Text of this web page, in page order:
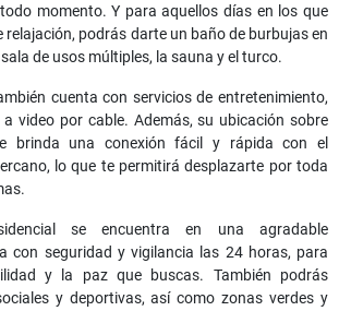
momento. Y para aquellos días en los que
relajación, podrás darte un baño de burbujas en
de usos múltiples, la sauna y el turco.
cuenta con servicios de entretenimiento,
video por cable. Además, su ubicación sobre
brinda una conexión fácil y rápida con el
lo que te permitirá desplazarte por toda
se encuentra en una agradable
con seguridad y vigilancia las 24 horas, para
y la paz que buscas. También podrás
y deportivas, así como zonas verdes y